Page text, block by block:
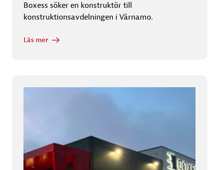
Boxess söker en konstruktör till
konstruktionsavdelningen i Värnamo.
Läs mer